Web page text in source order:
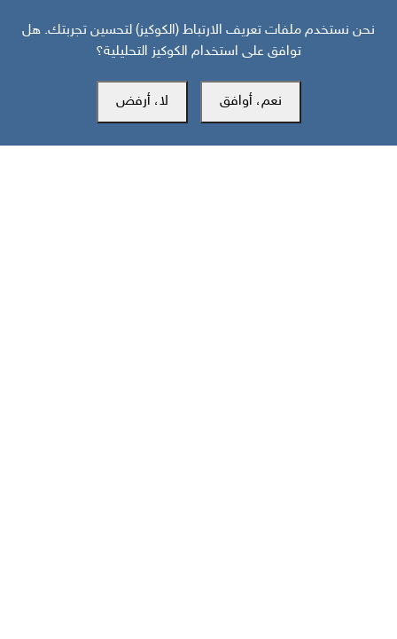
نحن نستخدم ملفات تعريف الارتباط (الكوكيز) لتحسين تجربتك. هل
توافق على استخدام الكوكيز التحليلية؟
نعم، أوافق لا، أرفض